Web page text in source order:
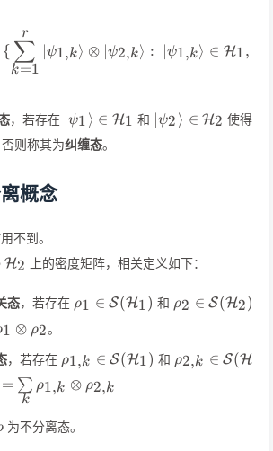
{
k=1
∑
r
∣ψ1,k⟩ ⊗ ∣ψ2,k⟩ : ∣ψ1,k⟩ ∈ H1,
，若存在 ∣ψ1 ⟩ ∈ H1 和 ∣ψ2 ⟩ ∈ H2 使得
否则称其为纠缠态。
概念
不到。
H2 上的密度矩阵，相关定义如下：
态，若存在 \rho_1\in\mathcal{S}
(\mathcal{H}_1)
ρ1 ∈ S(H1) 和 ρ2 ∈ S(H2)
1 ⊗ ρ2。
，若存在 \rho_{1,k}\in\mathcal{S}
(\mathcal{H}_1)
ρ1,k ∈ S(H1) 和 ρ2,k ∈ S(H
=
k
∑ ρ1,k ⊗ ρ2,k
为不分离态。